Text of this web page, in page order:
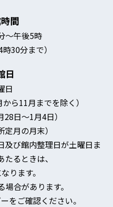
間
～午後5時
30分まで）
日
日
ら11月までを除く）
日～1月4日）
月の月末）
び館内整理日が土曜日ま
るときは、
ります。
合があります。
をご確認ください。